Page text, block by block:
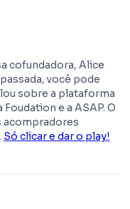
cofundadora, Alice
você pode
sobre a plataforma
e a ASAP. O
acompradores
Só clicar e dar o play!